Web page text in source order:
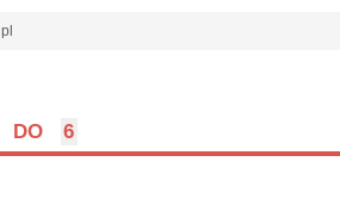
pl
DO 6